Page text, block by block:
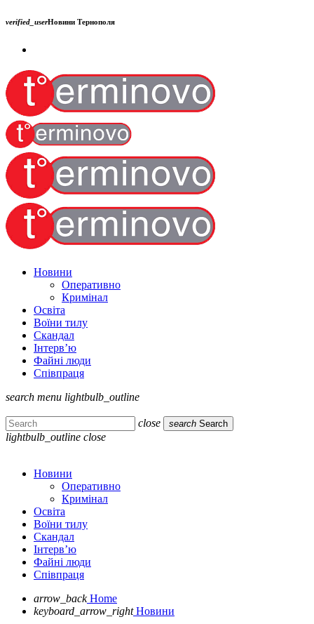
verified_userНовини Тернополя
Новини
Оперативно
Кримінал
Освіта
Воїни тилу
Скандал
Інтерв’ю
Файні люди
Співпраця
search menu lightbulb_outline
close search Search
lightbulb_outline close
Новини
Оперативно
Кримінал
Освіта
Воїни тилу
Скандал
Інтерв’ю
Файні люди
Співпраця
arrow_back Home
keyboard_arrow_right Новини